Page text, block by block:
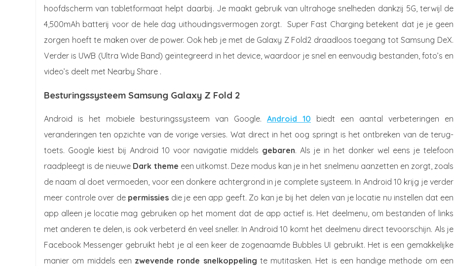
hoofdscherm van tabletformaat helpt daarbij. Je maakt gebruik van ultrahoge snelheden dankzij 5G, terwijl de
4,500mAh batterij voor de hele dag uithoudingsvermogen zorgt. Super Fast Charging betekent dat je je geen
zorgen hoeft te maken over de power. Ook heb je met de Galaxy Z Fold2 draadloos toegang tot Samsung DeX.
Verder is UWB (Ultra Wide Band) geïntegreerd in het device, waardoor je snel en eenvoudig bestanden, foto’s en
video’s deelt met Nearby Share .
Besturingssysteem Samsung Galaxy Z Fold 2
Android is het mobiele besturingssysteem van Google. Android 10 biedt een aantal verbeteringen en
veranderingen ten opzichte van de vorige versies. Wat direct in het oog springt is het ontbreken van de terug-
toets. Google kiest bij Android 10 voor navigatie middels gebaren. Als je in het donker wel eens je telefoon
raadpleegt is de nieuwe Dark theme een uitkomst. Deze modus kan je in het snelmenu aanzetten en zorgt, zoals
de naam al doet vermoeden, voor een donkere achtergrond in je complete systeem. In Android 10 krijg je verder
meer controle over de permissies die je een app geeft. Zo kan je bij het delen van je locatie nu instellen dat een
app alleen je locatie mag gebruiken op het moment dat de app actief is. Het deelmenu, om bestanden of links
met anderen te delen, is ook verbeterd én veel sneller. In Android 10 komt het deelmenu direct tevoorschijn. Als je
Facebook Messenger gebruikt hebt je al een keer de zogenaamde Bubbles UI gebruikt. Het is een gemakkelijke
manier om middels een zwevende ronde snelkoppeling te mutitasken. Het is een handige methode om een